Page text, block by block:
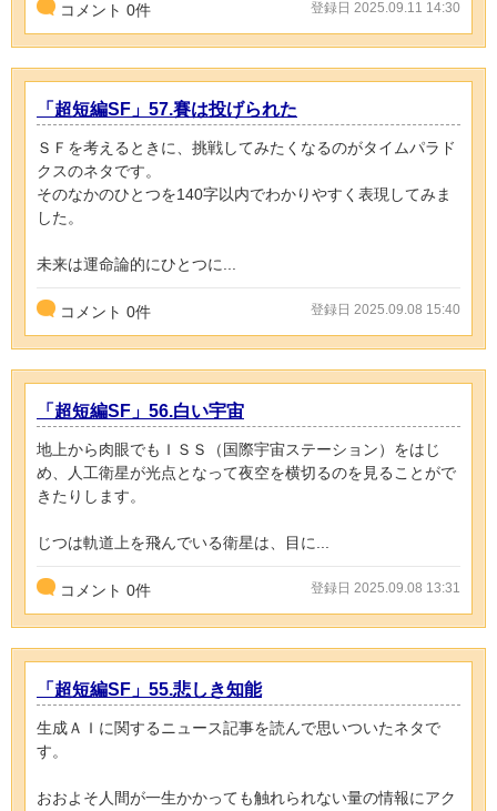
コメント 0件 登録日 2025.09.11 14:30
「超短編SF」57.賽は投げられた
ＳＦを考えるときに、挑戦してみたくなるのがタイムパラド
クスのネタです。
そのなかのひとつを140字以内でわかりやすく表現してみま
した。
未来は運命論的にひとつに...
コメント 0件 登録日 2025.09.08 15:40
「超短編SF」56.白い宇宙
地上から肉眼でもＩＳＳ（国際宇宙ステーション）をはじ
め、人工衛星が光点となって夜空を横切るのを見ることがで
きたりします。
じつは軌道上を飛んでいる衛星は、目に...
コメント 0件 登録日 2025.09.08 13:31
「超短編SF」55.悲しき知能
生成ＡＩに関するニュース記事を読んで思いついたネタで
す。
おおよそ人間が一生かかっても触れられない量の情報にアク